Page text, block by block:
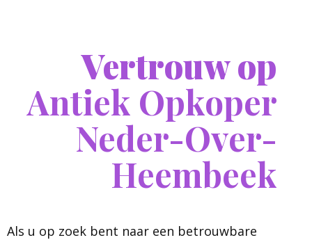
Vertrouw op
Antiek Opkoper
Neder-Over-
Heembeek
Als u op zoek bent naar een betrouwbare